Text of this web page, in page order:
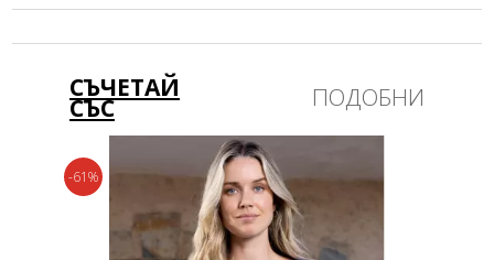
перилни препарати без избелващи компоненти или
СЪЧЕТАЙ
СЪС ПОДОБНИ